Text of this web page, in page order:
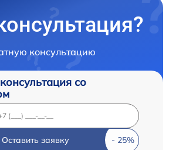
консультацию
со
Оставить заявку